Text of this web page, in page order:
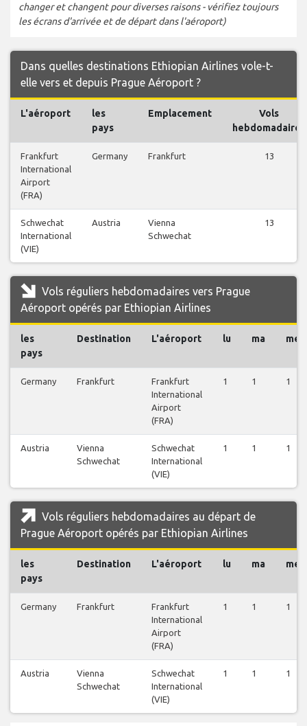
changer et changent pour diverses raisons - vérifiez toujours
les écrans d'arrivée et de départ dans l'aéroport)
Dans quelles destinations Ethiopian Airlines vole-t-
elle vers et depuis Prague Aéroport ?
L'aéroport
les
pays
Emplacement
Vols
hebdomadaires
Frankfurt
International
Airport
(FRA)
Germany Frankfurt 13
Schwechat
International
(VIE)
Austria
Vienna
Schwechat
13
Vols réguliers hebdomadaires vers Prague
Aéroport opérés par Ethiopian Airlines
les
pays
Destination L'aéroport lu ma me
Germany Frankfurt
Frankfurt
International
Airport
(FRA)
1 1 1
Austria
Vienna
Schwechat
Schwechat
International
(VIE)
1 1 1
Vols réguliers hebdomadaires au départ de
Prague Aéroport opérés par Ethiopian Airlines
les
pays
Destination L'aéroport lu ma me
Germany Frankfurt
Frankfurt
International
Airport
(FRA)
1 1 1
Austria
Vienna
Schwechat
Schwechat
International
(VIE)
1 1 1